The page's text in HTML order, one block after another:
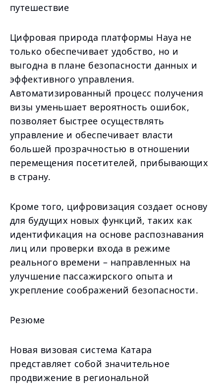
путешествие
Цифровая природа платформы Haya не
только обеспечивает удобство, но и
выгодна в плане безопасности данных и
эффективного управления.
Автоматизированный процесс получения
визы уменьшает вероятность ошибок,
позволяет быстрее осуществлять
управление и обеспечивает власти
большей прозрачностью в отношении
перемещения посетителей, прибывающих
в страну.
Кроме того, цифровизация создает основу
для будущих новых функций, таких как
идентификация на основе распознавания
лиц или проверки входа в режиме
реального времени – направленных на
улучшение пассажирского опыта и
укрепление соображений безопасности.
Резюме
Новая визовая система Катара
представляет собой значительное
продвижение в региональной